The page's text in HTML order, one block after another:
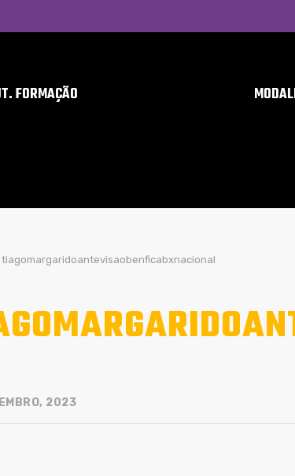
FORMAÇÃO
tiagomargaridoantevisaobenficabxnacional
2023